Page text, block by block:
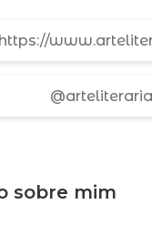
https://
sobre mim